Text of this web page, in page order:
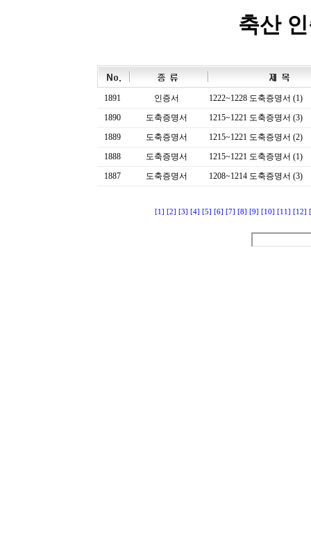
축산
1891 인증서
1222~1228 도축증명서 (1)
1890
도축증명서
1215~1221 도축증명서 (3)
1889
도축증명서
1215~1221 도축증명서 (2)
1888
도축증명서
1215~1221 도축증명서 (1)
1887
도축증명서 1208~1214 도축증명서 (3)
[1] [2] [3] [4] [5] [6] [7] [8] [9] [10] [11] [12]